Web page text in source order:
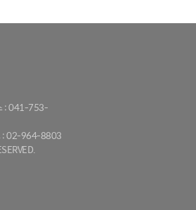
: 041-753-
: 02-964-8803